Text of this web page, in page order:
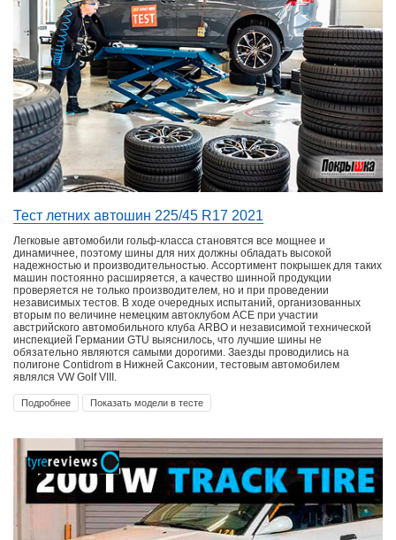
Тест летних автошин 225/45 R17 2021
Легковые автомобили гольф-класса становятся все мощнее и
динамичнее, поэтому шины для них должны обладать высокой
надежностью и производительностью. Ассортимент покрышек для таких
машин постоянно расширяется, а качество шинной продукции
проверяется не только производителем, но и при проведении
независимых тестов. В ходе очередных испытаний, организованных
вторым по величине немецким автоклубом АСЕ при участии
австрийского автомобильного клуба ARBO и независимой технической
инспекцией Германии GTU выяснилось, что лучшие шины не
обязательно являются самыми дорогими. Заезды проводились на
полигоне Contidrom в Нижней Саксонии, тестовым автомобилем
являлся VW Golf VIII.
Подробнее Показать модели в тесте